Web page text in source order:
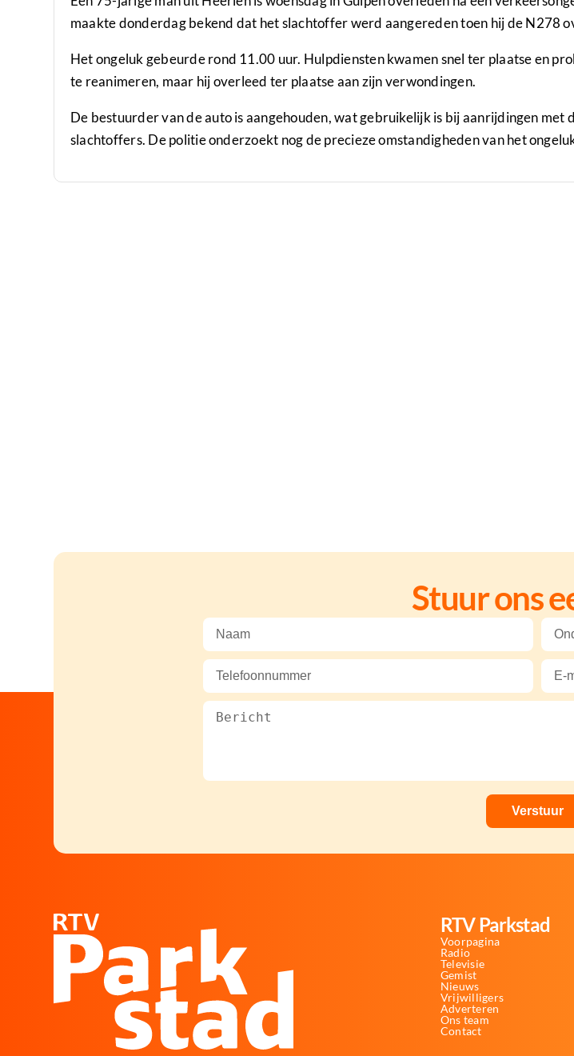
maakte donderdag bekend dat het slachtoffer werd aangereden toen hij de N278
Het ongeluk gebeurde rond 11.00 uur. Hulpdiensten kwamen snel ter plaatse en
te reanimeren, maar hij overleed ter plaatse aan zijn verwondingen.
De bestuurder van de auto is aangehouden, wat gebruikelijk is bij aanrijdingen met
slachtoffers. De politie onderzoekt nog de precieze omstandigheden van het
Stuur ons
RTV Parkstad
Voorpagina
Radio
Televisie
Gemist
Nieuws
Vrijwilligers
Adverteren
Ons team
Contact